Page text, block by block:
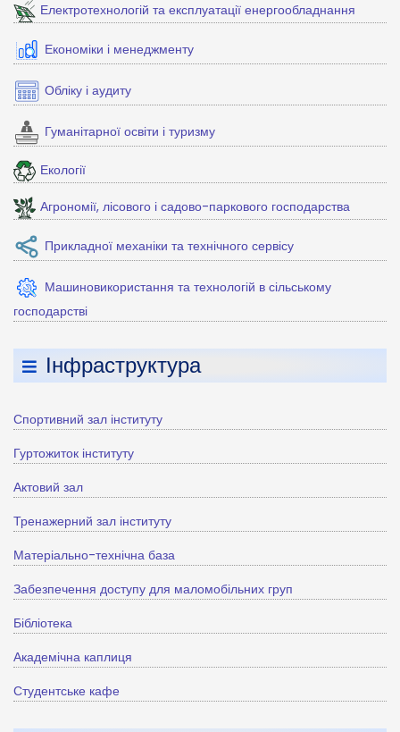
Електротехнологій та експлуатації енергообладнання
Економіки і менеджменту
Обліку і аудиту
Гуманітарної освіти і туризму
Екології
Агрономії, лісового і садово-паркового господарства
Прикладної механіки та технічного сервісу
Машиновикористання та технологій в сільському
господарстві
Інфраструктура
Спортивний зал інституту
Гуртожиток інституту
Актовий зал
Тренажерний зал інституту
Матеріально-технічна база
Забезпечення доступу для маломобільних груп
Бібліотека
Академічна каплиця
Студентське кафе